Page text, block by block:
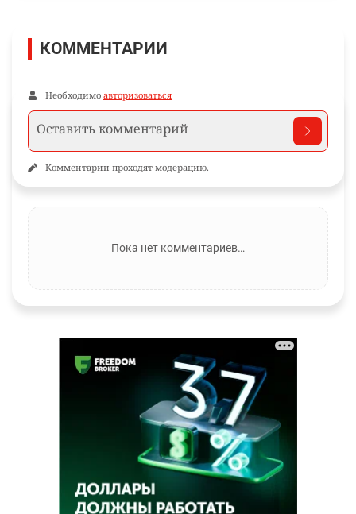
КОММЕНТАРИИ
Необходимо авторизоваться
Комментарии проходят модерацию.
Пока нет комментариев…